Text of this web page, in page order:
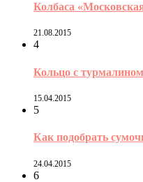
Колбаса
21.08.2015
4
Кольцо с
15.04.2015
5
Как подобрать
24.04.2015
6